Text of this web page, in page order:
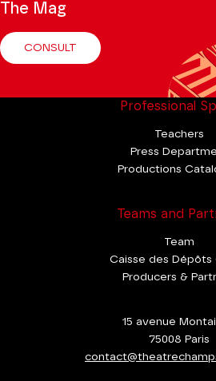
The Mag
CONSULT
Professional
Teachers
Press
Productions
Teams and
Team
Caisse des Dépôts
Producers &
15 avenue
75008 Paris